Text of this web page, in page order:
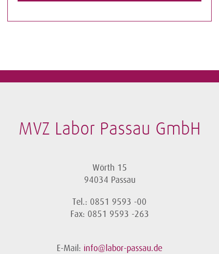
MVZ Labor Passau GmbH
Wörth 15
94034 Passau
Tel.: 0851 9593 -00
Fax: 0851 9593 -263
E-Mail: info@labor-passau.de